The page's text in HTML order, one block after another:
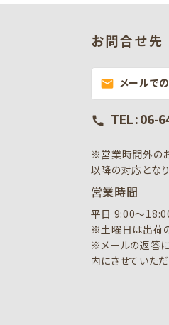
お問合せ先
mail メールで
call TEL : 06-
※営業時間外の
以降の対応となり
営業時間
平日 9:00～
※土曜日は出荷
※メールの返答
内にさせていただ